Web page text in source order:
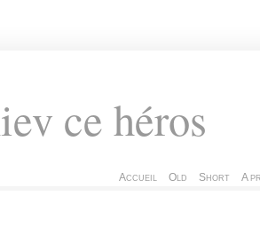
ce héros
Accueil Old Short A